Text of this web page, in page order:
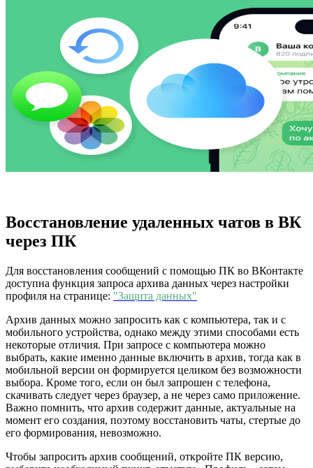
Восстановление удаленных чатов в ВК
через ПК
Для восстановления сообщений с помощью ПК во ВКонтакте
доступна функция запроса архива данных через настройки
профиля на странице: "Защита данных"
Архив данных можно запросить как с компьютера, так и с
мобильного устройства, однако между этими способами есть
некоторые отличия. При запросе с компьютера можно
выбрать, какие именно данные включить в архив, тогда как в
мобильной версии он формируется целиком без возможности
выбора. Кроме того, если он был запрошен с телефона,
скачивать следует через браузер, а не через само приложение.
Важно помнить, что архив содержит данные, актуальные на
момент его создания, поэтому восстановить чаты, стертые до
его формирования, невозможно.
Чтобы запросить архив сообщений, откройте ПК версию,